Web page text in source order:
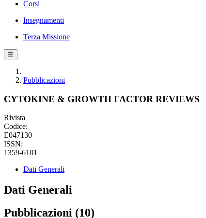
Corsi
Insegnamenti
Terza Missione
☰
Pubblicazioni
CYTOKINE & GROWTH FACTOR REVIEWS
Rivista
Codice:
E047130
ISSN:
1359-6101
Dati Generali
Dati Generali
Pubblicazioni (10)